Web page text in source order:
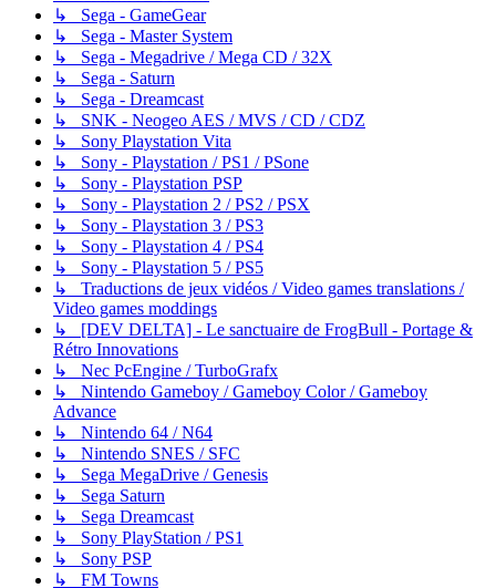
↳ Sega - GameGear
↳ Sega - Master System
↳ Sega - Megadrive / Mega CD / 32X
↳ Sega - Saturn
↳ Sega - Dreamcast
↳ SNK - Neogeo AES / MVS / CD / CDZ
↳ Sony Playstation Vita
↳ Sony - Playstation / PS1 / PSone
↳ Sony - Playstation PSP
↳ Sony - Playstation 2 / PS2 / PSX
↳ Sony - Playstation 3 / PS3
↳ Sony - Playstation 4 / PS4
↳ Sony - Playstation 5 / PS5
↳ Traductions de jeux vidéos / Video games translations /
Video games moddings
↳ [DEV DELTA] - Le sanctuaire de FrogBull - Portage &
Rétro Innovations
↳ Nec PcEngine / TurboGrafx
↳ Nintendo Gameboy / Gameboy Color / Gameboy
Advance
↳ Nintendo 64 / N64
↳ Nintendo SNES / SFC
↳ Sega MegaDrive / Genesis
↳ Sega Saturn
↳ Sega Dreamcast
↳ Sony PlayStation / PS1
↳ Sony PSP
↳ FM Towns